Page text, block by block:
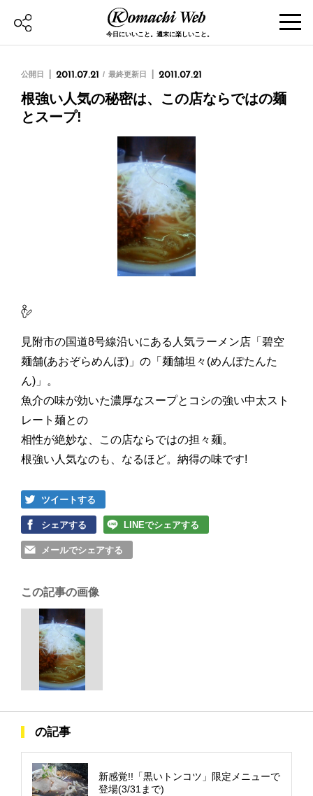
今日にいいこと。週末に楽しいこと。
公開日 2011.07.21 最終更新日 2011.07.21
根強い人気の秘密は、この店ならではの麺
とスープ!
見附市の国道8号線沿いにある人気ラーメン店「碧空
麺舗(あおぞらめんぽ)」の「麺舗坦々(めんぽたんた
ん)」。
魚介の味が効いた濃厚なスープとコシの強い中太スト
レート麺との
相性が絶妙な、この店ならではの担々麺。
根強い人気なのも、なるほど。納得の味です!
ツイートする
シェアする LINEでシェアする
メールでシェアする
この記事の画像
の記事
新感覚!!「黒いトンコツ」限定メニューで
登場(3/31まで)